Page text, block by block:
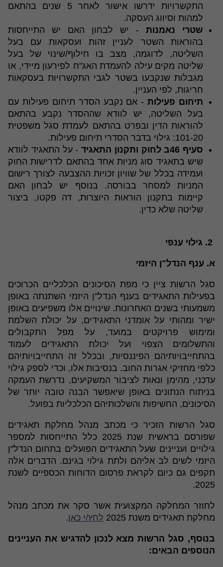
התקשרויות ידרשו אישור לאחר 5 שנים בהתאם
למהות וסיווג העסקה.
שטרי נאמנות - יש לבחון האם יש התייחסות
בהוראות השטר לעניין זהות ועסקאות עם בעל
השליטה, לדוגמה, מצב בו חילוף/שינוי של בעל
שליטה מקים עילה להעמדת האג"ח לפירעון מיידי, או
מגבלות שנקבעו בשטר לגבי התקשרויות בעסקאות
חריגות, לפי העניין.
תיחום פעילות- אם נקבע הסדר תיחום פעילות עם
בעל השליטה, יש לוודא שההסדר נקבע בהתאם
להוראות הדין ובפרט בהתאם לעמדת סגל משפטית
101-20: גילוי בדבר הסדרי תיחום פעילות.
סעיף 46ב לחוק ותקנון התאגיד
- על התאגיד לוודא
שיש בתאגיד סוג מניות אחד בהתאם לדרישות החוק
ועמידה בכלל של שוויון זכויות ההצבעה לצורך רישום
המניות למסחר בבורסה. בנוסף יש לבחון האם
קיימות בתקנון הוראות היוצרות, דה פקטו, ביצור
שליטה שלא כדין.
א. ענף הנדל"ן היזמי
סגל הרשות ציין כי מפת הסיכונים הכלכליים הכרוכים
בפעילות התאגידים בענף הנדל"ן היזמי השתנתה באופן
משמעותי בשנים האחרונות. שינויים אלו משפיעים באופן
ישיר ומהותי על אומדני התאגידים, על יכולת השלמת
ומימוש פרויקטים במועד, על מפל התקבולים
והתשלומים הצפוי ועל יכולת התאגידים לעמוד
בהתחייבויותיהם הפיננסיות, ובכלל זה התחייבויותיהם
כלפי מחזיקי אגרות החוב. בנסיבות אלו, וכדי לספק גילוי
עדכני, מהימן ונאות לציבור המשקיעים, נדרשת העמקה
בניתוח הנתונים באופן שיאפשר הבנה טובה יותר של
הסיכונים, החשיפות והשלכותיהם הכלכליות בפועל.
סגל הרשות הזכיר כי מכתב מנהל מחלקת תאגידים
שפורסם בראשית שנת 2025 כלל התייחסות למספר
גילויים ועניינים שעל התאגידים הפועלים בתחום הנדל"ן
היזמי לשים לב אליהם ולתת גילוי בגינם. הדברים אלה
תקפים גם כיום לקראת פרסום הדוחות הכספיים לשנת
2025.
לחוזר המחלקה המקצועית אשר סקר את מכתב מנהל
מחלקת תאגידים משנת 2025
לחץ/י כאן.
בנוסף, סגל הרשות מצא לנכון להדגיש את העניינים
הנוספים הבאים: